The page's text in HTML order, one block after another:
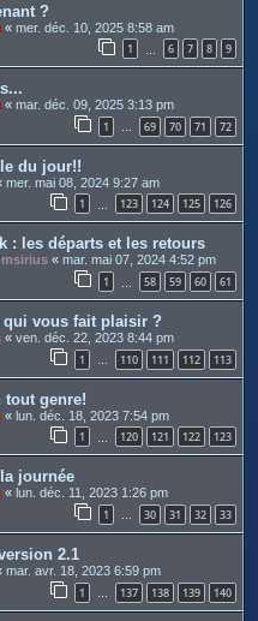
?
« mer. déc. 10, 2025 8:58 am
1 6 7 8 9
« mar. déc. 09, 2025 3:13 pm
1 … 69 70 71 72
du jour!!
mer. mai 08, 2024 9:27 am
1 123 124 125 126
: les départs et les retours
« mar. mai 07, 2024 4:52 pm
1 58 59 60 61
qui vous fait plaisir ?
« ven. déc. 22, 2023 8:44 pm
1 … 110 111 112 113
tout genre!
« lun. déc. 18, 2023 7:54 pm
1 120 121 122 123
journée
« lun. déc. 11, 2023 1:26 pm
1 … 30 31 32 33
2.1
mar. avr. 18, 2023 6:59 pm
1 … 137 138 139 140